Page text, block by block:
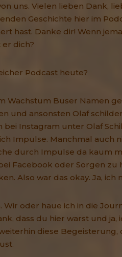
uns. Vielen lieben Dank,
Geschichte hier im
hast. Danke dir! Wenn
dich?
Podcast heute?
Wachstum Buser Namen
und ansonsten Olaf
bei Instagram unter Olaf
Impulse. Manchmal auch
durch Impulse da kaum
Facebook oder Sorgen zu
Also war das okay. Ja,
Wir oder haue ich in die
dass du hier warst und ja,
diese Begeisterung,